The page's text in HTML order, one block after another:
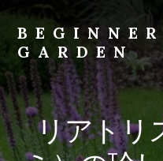
content
GARDEN
植
物
の
種
類 リアトリ